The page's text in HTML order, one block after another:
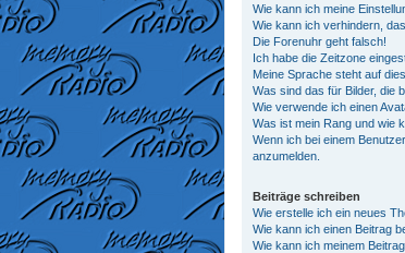
Wie kann ich meine
Wie kann ich verhindern,
Die Forenuhr geht falsch!
Ich habe die Zeitzone
Meine Sprache steht auf
Was sind das für Bilder, die
Wie verwende ich einen
Was ist mein Rang und wie
Wenn ich bei einem
anzumelden.
Beiträge schreiben
Wie erstelle ich ein neues
Wie kann ich einen Beitrag
Wie kann ich meinem